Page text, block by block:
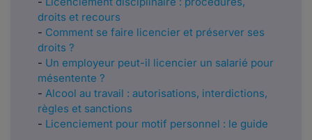
droits et recours
- Comment se faire licencier et préserver ses
droits ?
- Un employeur peut-il licencier un salarié pour
mésentente ?
- Alcool au travail : autorisations, interdictions,
règles et sanctions
- Licenciement pour motif personnel : le guide